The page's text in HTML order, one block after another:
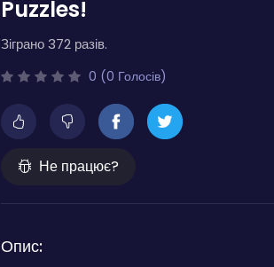
Puzzles!
Зіграно 372 разів.
0 (0 Голосів)
Не працює?
Опис: